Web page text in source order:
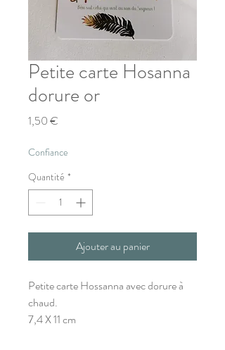
Petite carte Hosanna
dorure or
1,50 €
Confiance
Quantité *
Ajouter au panier
Petite carte Hossanna avec dorure à
chaud.
7,4 X 11 cm